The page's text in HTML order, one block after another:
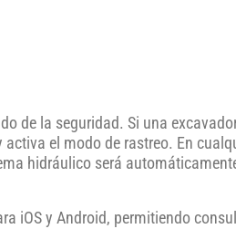
de la seguridad. Si una
el modo de rastreo. En
hidráulico será
iOS y Android, permitiendo